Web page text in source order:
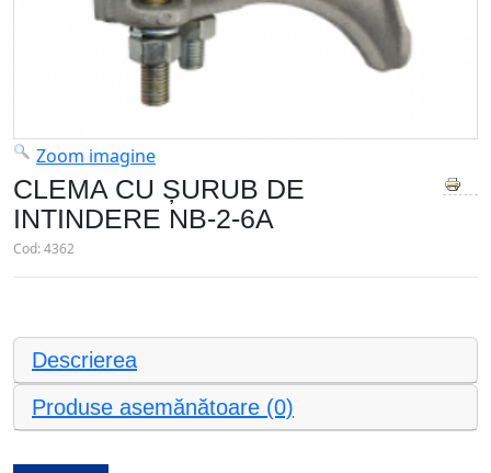
Zoom imagine
CLEMA CU ȘURUB DE
INTINDERE NB-2-6A
Cod:4362
Descrierea
Produse asemănătoare (0)